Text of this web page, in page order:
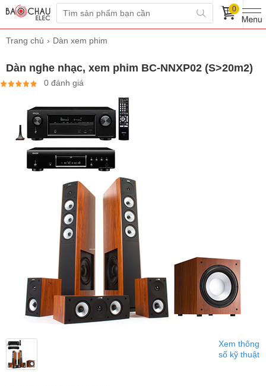
0
Trang chủ Dàn xem phim
Dàn nghe nhạc, xem phim BC-NNXP02 (S>20m2)
0 đánh giá
Xem thông
số kỹ thuật